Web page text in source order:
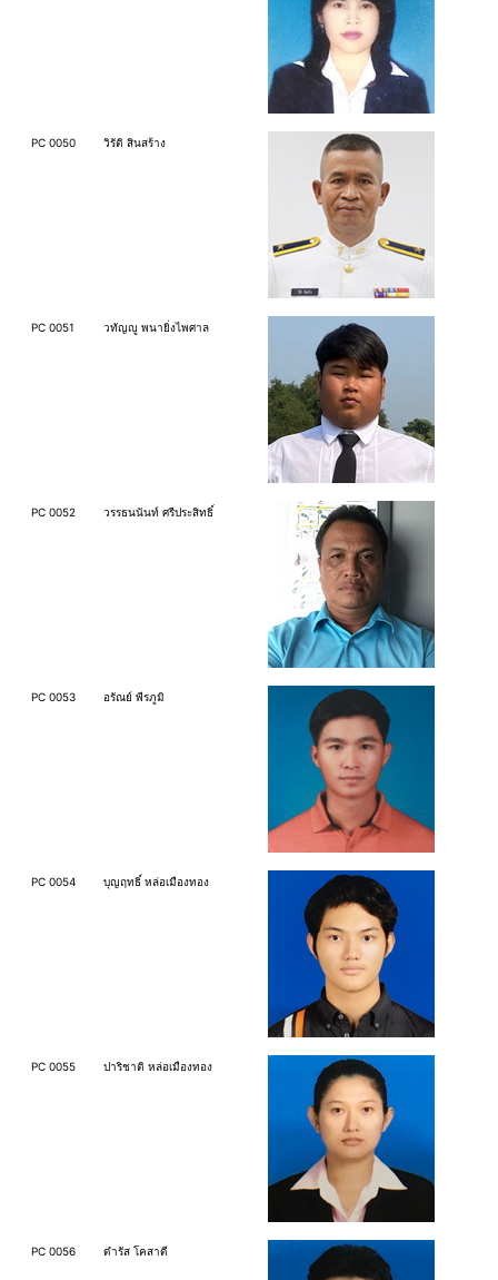
PC 0050 วิรัติ สินสร้าง
PC 0051 วทัญญู พนายิ่งไพศาล
PC 0052 วรรธนนันท์ ศรีประสิทธิ์
PC 0053 อรัณย์ พีรภูมิ
PC 0054 บุญฤทธิ์ หล่อเมืองทอง
PC 0055 ปาริชาติ หล่อเมืองทอง
PC 0056 ดำรัส โคสาดี